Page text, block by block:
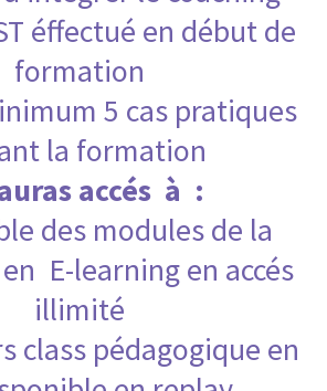
éffectué en début de
formation
5 cas pratiques
la formation
accés à :
des modules de la
E-learning en accés
illimité
class pédagogique en